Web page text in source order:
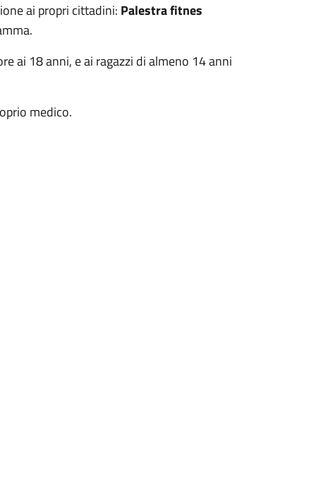
ai propri cittadini: Palestra fitnes
ai 18 anni, e ai ragazzi di almeno 14 anni
medico.